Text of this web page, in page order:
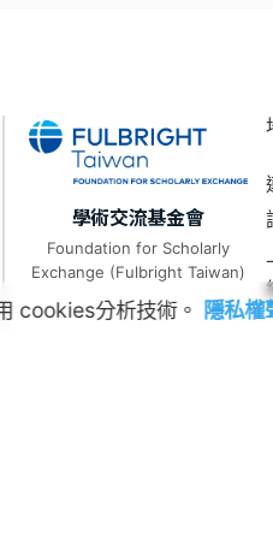
學術交流基金會
Foundation for Scholarly
Exchange (Fulbright Taiwan)
cookies分析技術。 隱私權